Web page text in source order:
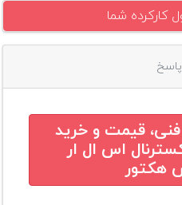
کارکرده شما
قیمت و خرید
اینچ اکسترنال اس ال ار
هکتور